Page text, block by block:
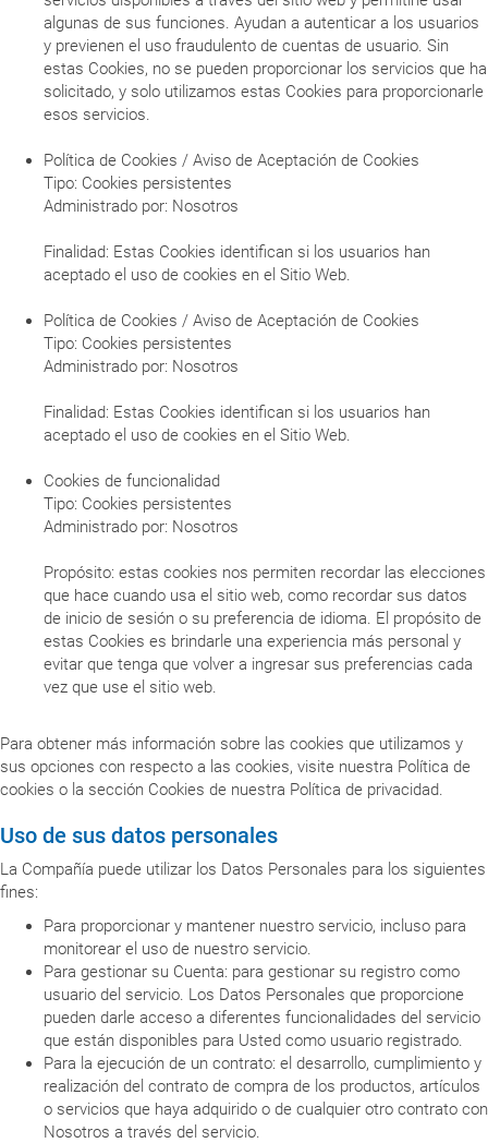
algunas de sus funciones. Ayudan a autenticar a los usuarios
y previenen el uso fraudulento de cuentas de usuario. Sin
estas Cookies, no se pueden proporcionar los servicios que ha
solicitado, y solo utilizamos estas Cookies para proporcionarle
esos servicios.
Política de Cookies / Aviso de Aceptación de Cookies
Tipo: Cookies persistentes
Administrado por: Nosotros
Finalidad: Estas Cookies identifican si los usuarios han
aceptado el uso de cookies en el Sitio Web.
Política de Cookies / Aviso de Aceptación de Cookies
Tipo: Cookies persistentes
Administrado por: Nosotros
Finalidad: Estas Cookies identifican si los usuarios han
aceptado el uso de cookies en el Sitio Web.
Cookies de funcionalidad
Tipo: Cookies persistentes
Administrado por: Nosotros
Propósito: estas cookies nos permiten recordar las elecciones
que hace cuando usa el sitio web, como recordar sus datos
de inicio de sesión o su preferencia de idioma. El propósito de
estas Cookies es brindarle una experiencia más personal y
evitar que tenga que volver a ingresar sus preferencias cada
vez que use el sitio web.
Para obtener más información sobre las cookies que utilizamos y
sus opciones con respecto a las cookies, visite nuestra Política de
cookies o la sección Cookies de nuestra Política de privacidad.
Uso de sus datos personales
La Compañía puede utilizar los Datos Personales para los siguientes
fines:
Para proporcionar y mantener nuestro servicio, incluso para
monitorear el uso de nuestro servicio.
Para gestionar su Cuenta: para gestionar su registro como
usuario del servicio. Los Datos Personales que proporcione
pueden darle acceso a diferentes funcionalidades del servicio
que están disponibles para Usted como usuario registrado.
Para la ejecución de un contrato: el desarrollo, cumplimiento y
realización del contrato de compra de los productos, artículos
o servicios que haya adquirido o de cualquier otro contrato con
Nosotros a través del servicio.